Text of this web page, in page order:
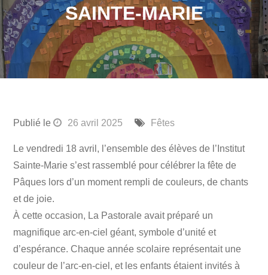
SAINTE-MARIE
Publié le 26 avril 2025 Fêtes
Le vendredi 18 avril, l’ensemble des élèves de l’Institut
Sainte-Marie s’est rassemblé pour célébrer la fête de
Pâques lors d’un moment rempli de couleurs, de chants
et de joie.
À cette occasion, La Pastorale avait préparé un
magnifique arc-en-ciel géant, symbole d’unité et
d’espérance. Chaque année scolaire représentait une
couleur de l’arc-en-ciel, et les enfants étaient invités à